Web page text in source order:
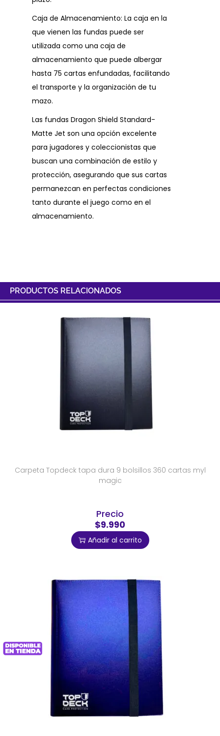
Caja de Almacenamiento: La caja en la
que vienen las fundas puede ser
utilizada como una caja de
almacenamiento que puede albergar
hasta 75 cartas enfundadas, facilitando
el transporte y la organización de tu
mazo.
Las fundas Dragon Shield Standard-
Matte Jet son una opción excelente
para jugadores y coleccionistas que
buscan una combinación de estilo y
protección, asegurando que sus cartas
permanezcan en perfectas condiciones
tanto durante el juego como en el
almacenamiento.
PRODUCTOS RELACIONADOS
Carpeta Topdeck tapa dura 9 bolsillos 360 cartas myl
magic
Precio
$9.990
Añadir al carrito